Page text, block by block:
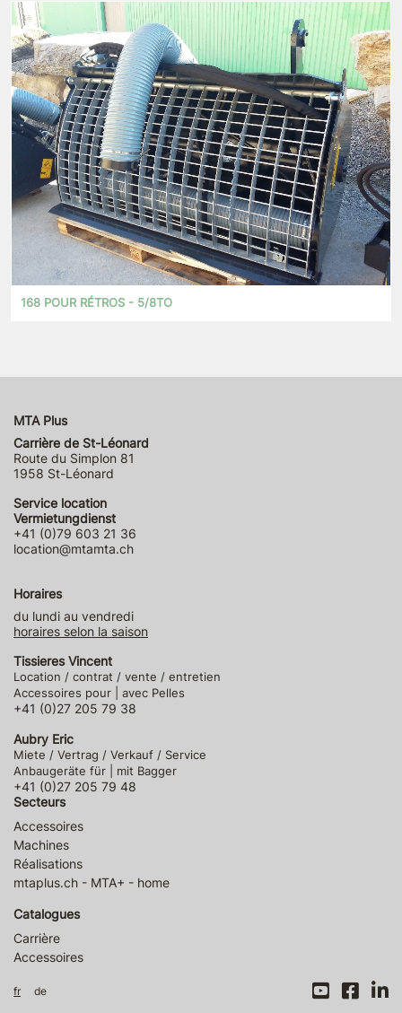
168 POUR RÉTROS - 5/8TO
MTA Plus
Carrière de St-Léonard
Route du Simplon 81
1958 St-Léonard
Service location
Vermietungdienst
+41 (0)79 603 21 36
location@mtamta.ch
Horaires
du lundi au vendredi
horaires selon la saison
Tissieres Vincent
Location / contrat / vente / entretien
Accessoires pour | avec Pelles
+41 (0)27 205 79 38
Aubry Eric
Miete / Vertrag / Verkauf / Service
Anbaugeräte für | mit Bagger
+41 (0)27 205 79 48
Secteurs
Accessoires
Machines
Réalisations
mtaplus.ch - MTA+ - home
Catalogues
Carrière
Accessoires
fr de